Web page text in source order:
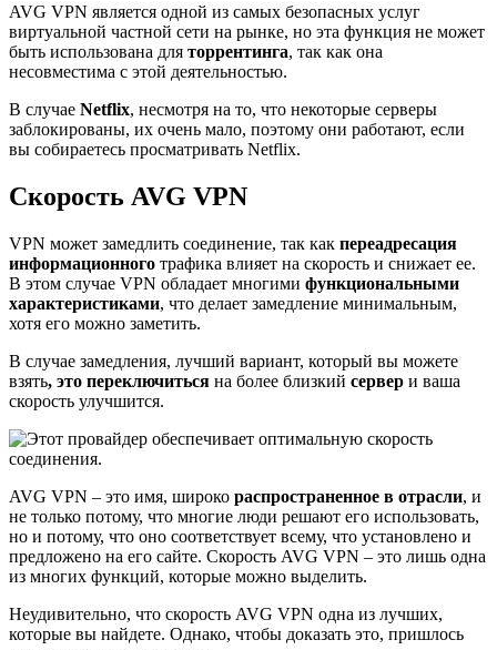
AVG VPN является одной из самых безопасных услуг
виртуальной частной сети на рынке, но эта функция не может
быть использована для торрентинга, так как она
несовместима с этой деятельностью.
В случае Netflix, несмотря на то, что некоторые серверы
заблокированы, их очень мало, поэтому они работают, если
вы собираетесь просматривать Netflix.
Скорость AVG VPN
VPN может замедлить соединение, так как переадресация
информационного трафика влияет на скорость и снижает ее.
В этом случае VPN обладает многими функциональными
характеристиками, что делает замедление минимальным,
хотя его можно заметить.
В случае замедления, лучший вариант, который вы можете
взять, это переключиться на более близкий сервер и ваша
скорость улучшится.
AVG VPN – это имя, широко распространенное в отрасли, и
не только потому, что многие люди решают его использовать,
но и потому, что оно соответствует всему, что установлено и
предложено на его сайте. Скорость AVG VPN – это лишь одна
из многих функций, которые можно выделить.
Неудивительно, что скорость AVG VPN одна из лучших,
которые вы найдете. Однако, чтобы доказать это, пришлось